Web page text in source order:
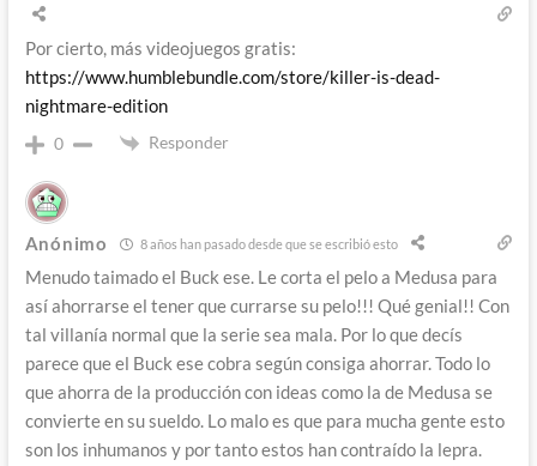
Por cierto, más videojuegos gratis:
https://www.humblebundle.com/store/killer-is-dead-
nightmare-edition
0 Responder
Anónimo 8 años han pasado desde que se escribió esto
Menudo taimado el Buck ese. Le corta el pelo a Medusa para
así ahorrarse el tener que currarse su pelo!!! Qué genial!! Con
tal villanía normal que la serie sea mala. Por lo que decís
parece que el Buck ese cobra según consiga ahorrar. Todo lo
que ahorra de la producción con ideas como la de Medusa se
convierte en su sueldo. Lo malo es que para mucha gente esto
son los inhumanos y por tanto estos han contraído la lepra.